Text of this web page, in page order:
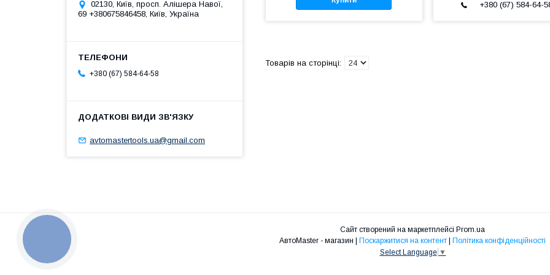
+380 (67) 584-64-
02130, Київ, просп. Алішера Навої,
69 +380675846458, Київ, Україна
+380 (67) 584-64-58
avtomastertools.ua@gmail.com
Сайт створений на маркетплейсі Prom.ua
АвтоMaster - магазин | Поскаржитися на контент | Політика конфіденційності
Select Language ▼